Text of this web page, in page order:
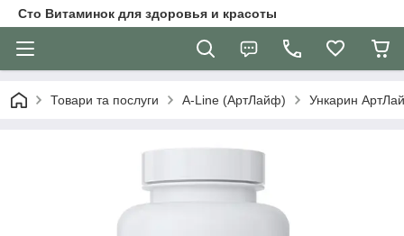
Сто Витаминок для здоровья и красоты
Товари та послуги A-Line (АртЛайф) Ункарин